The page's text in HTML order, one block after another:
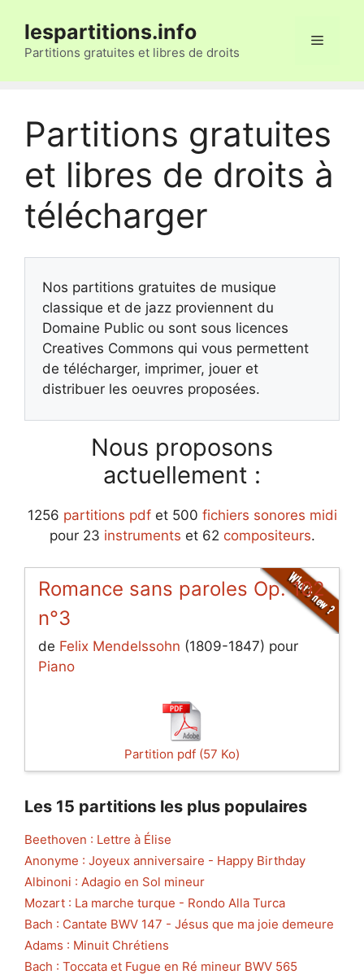
contenu
lespartitions.info
Partitions gratuites et libres de droits
Menu
Partitions gratuites
et libres de droits à
télécharger
Nos partitions gratuites de musique
classique et de jazz proviennent du
Domaine Public ou sont sous licences
Creatives Commons qui vous permettent
de télécharger, imprimer, jouer et
distribuer les oeuvres proposées.
Nous proposons
actuellement :
1256 partitions pdfet 500 fichiers sonores midi
pour 23 instruments et 62 compositeurs.
Romance sans paroles Op. 102
n°3
de Felix Mendelssohn (1809-1847) pour
Piano
Partition pdf (57 Ko)
Les 15 partitions les plus populaires
Beethoven : Lettre à Élise
Anonyme : Joyeux anniversaire - Happy Birthday
Albinoni : Adagio en Sol mineur
Mozart : La marche turque - Rondo Alla Turca
Bach : Cantate BWV 147 - Jésus que ma joie demeure
Adams : Minuit Chrétiens
Bach : Toccata et Fugue en Ré mineur BWV 565